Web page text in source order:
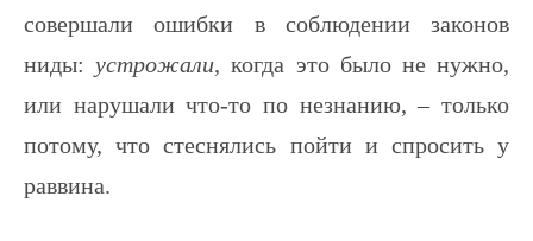
совершали ошибки в соблюдении законов
ниды:устрожали, когда это было не нужно,
или нарушали что-то по незнанию, – только
потому, что стеснялись пойти и спросить у
раввина.